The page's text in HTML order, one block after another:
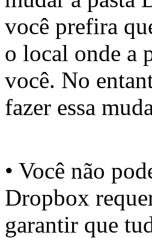
você prefira
o local onde a
você. No
fazer essa
• Você não
Dropbox
garantir que